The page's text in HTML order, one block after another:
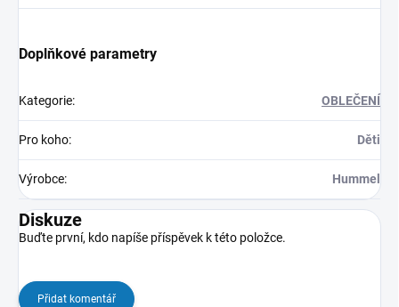
Doplňkové parametry
Kategorie: OBLEČENÍ
Pro koho: Děti
Výrobce: Hummel
Diskuze
Buďte první, kdo napíše příspěvek k této položce.
Přidat komentář